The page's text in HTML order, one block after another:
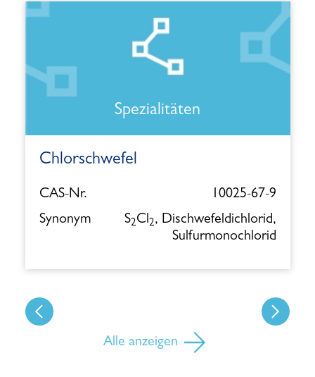
Spezialitäten
Chlorschwefel
CAS-Nr.
10025-67-9
Synonym
S2Cl2, Dischwefeldichlorid,
Sulfurmonochlorid
Alle anzeigen